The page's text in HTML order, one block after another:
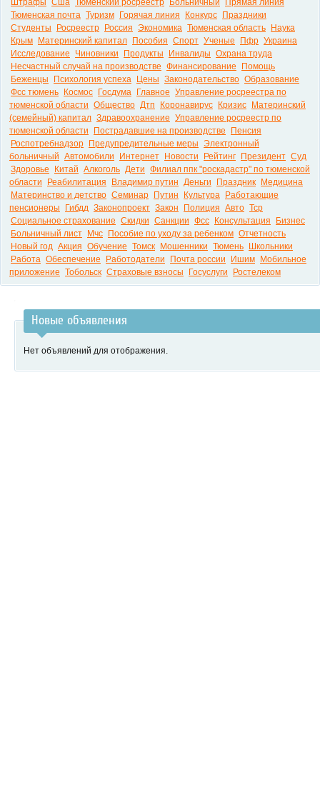
Штрафы Сша Тюменский росреестр Больничный
Прямая линия
Тюменская почта Туризм Горячая линия Конкурс
Праздники
Студенты
Росреестр Россия Экономика Тюменская область
Наука
Крым
Материнский капитал Пособия Спорт Ученые Пфр Украина
Исследование
Чиновники Продукты Инвалиды Охрана труда
Несчастный случай на производстве Финансирование
Помощь
Беженцы
Психология успеха Цены Законодательство Образование
Фсс тюмень
Космос Госдума Главное Управление росреестра по
тюменской области Общество Дтп Коронавирус Кризис
Материнский
(семейный) капитал Здравоохранение Управление росреестр по
тюменской области
Пострадавшие на производстве
Пенсия
Роспотребнадзор
Предупредительные меры Электронный
больничный Автомобили Интернет Новости Рейтинг Президент Суд
Здоровье
Китай Алкоголь Дети Филиал ппк "роскадастр" по тюменской
области
Реабилитация Владимир путин Деньги Праздник
Медицина
Материнство и детство Семинар Путин Культура
Работающие
пенсионеры
Гибдд Законопроект Закон Полиция Авто Тср
Социальное страхование Скидки Санкции Фсс Консультация
Бизнес
Больничный лист
Мчс Пособие по уходу за ребенком Отчетность
Новый год Акция Обучение Томск Мошенники Тюмень
Школьники
Работа Обеспечение Работодатели Почта россии Ишим
Мобильное
приложение Тобольск Страховые взносы Госуслуги Ростелеком
Новые объявления
Нет объявлений для отображения.